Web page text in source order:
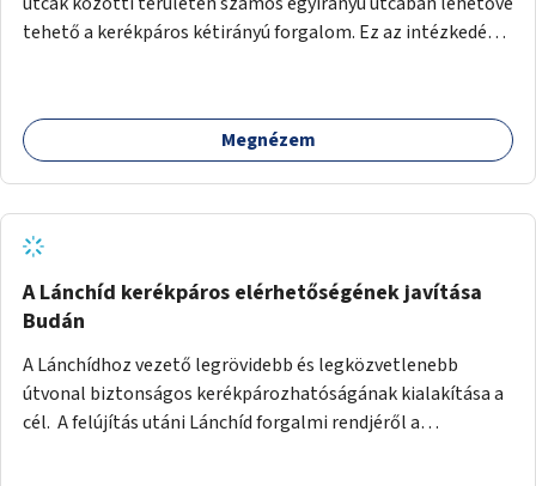
tehető a kerékpáros kétirányú forgalom. Ez az intézkedés
Megnézem
A Lánchíd kerékpáros elérhetőségének javítása
Budán
A Lánchídhoz vezető legrövidebb és legközvetlenebb
útvonal biztonságos kerékpározhatóságának kialakítása a
cél. A felújítás utáni Lánchíd forgalmi rendjéről a